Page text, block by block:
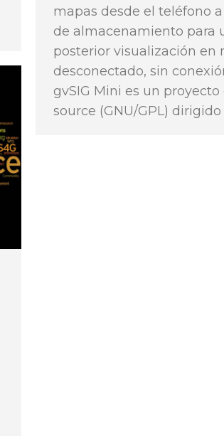
mapas desde el teléfono
de almacenamiento para
posterior visualización en
desconectado, sin
gvSIG Mini es un proyecto
source (GNU/GPL) dirigido